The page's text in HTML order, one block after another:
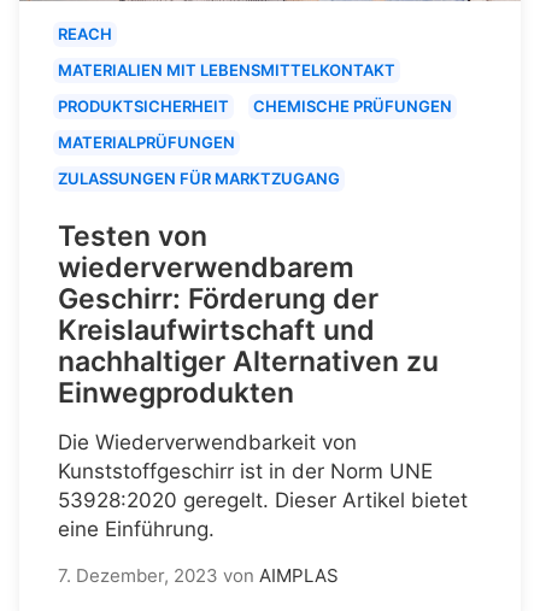
REACH
MATERIALIEN MIT LEBENSMITTELKONTAKT
PRODUKTSICHERHEIT
CHEMISCHE PRÜFUNGEN
MATERIALPRÜFUNGEN
ZULASSUNGEN FÜR MARKTZUGANG
Testen von
wiederverwendbarem
Geschirr: Förderung der
Kreislaufwirtschaft und
nachhaltiger Alternativen zu
Einwegprodukten
Die Wiederverwendbarkeit von
Kunststoffgeschirr ist in der Norm UNE
53928:2020 geregelt. Dieser Artikel bietet
eine Einführung.
7. Dezember, 2023 von AIMPLAS